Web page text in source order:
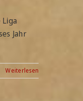
Jahr
Weiterlesen